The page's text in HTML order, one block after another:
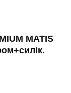
MATIS